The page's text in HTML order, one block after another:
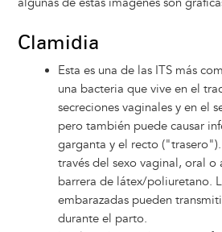
Clamidia
Esta es una de las ITS más
una bacteria que vive en el
secreciones vaginales y en el
pero también puede causar
garganta y el recto
través del sexo vaginal, oral o
barrera de látex/poliuretano.
embarazadas pueden
durante el parto.